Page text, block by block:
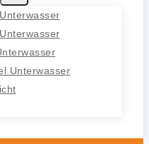
Unterwasser